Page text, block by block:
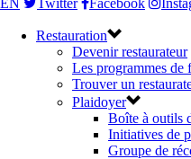
Restauration
Devenir restaurateur
Les programmes de
Trouver un
Plaidoyer
Boîte à outils
Initiatives de
Groupe de